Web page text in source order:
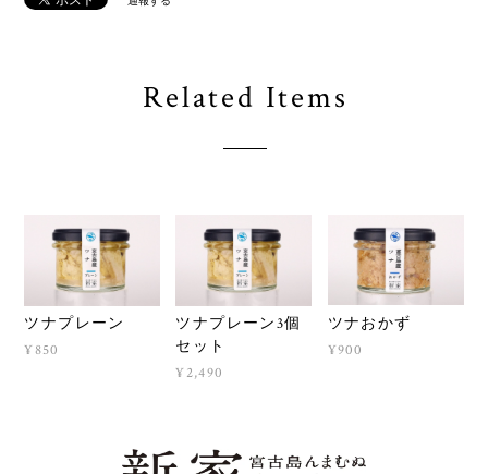
Related Items
ツナプレーン
¥850
ツナプレーン3個
セット
¥2,490
ツナおかず
¥900